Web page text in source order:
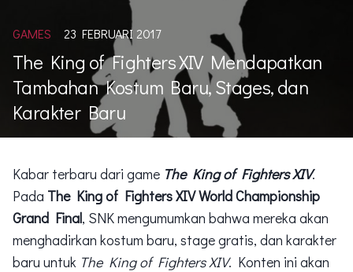
GAMES 23 FEBRUARI 2017
The King of Fighters XIV Mendapatkan
Tambahan Kostum Baru, Stages, dan
Karakter Baru
Kabar terbaru dari game The King of Fighters XIV.
Pada The King of Fighters XIV World Championship
Grand Final, SNK mengumumkan bahwa mereka akan
menghadirkan kostum baru, stage gratis, dan karakter
baru untuk The King of Fighters XIV. Konten ini akan